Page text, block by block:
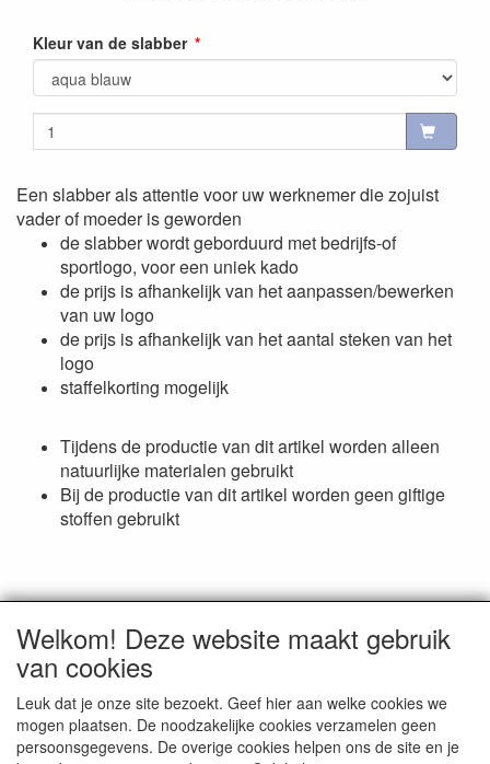
Kleur van de slabber
Een slabber als attentie voor uw werknemer die zojuist
vader of moeder is geworden
de slabber wordt geborduurd met bedrijfs-of
sportlogo, voor een uniek kado
de prijs is afhankelijk van het aanpassen/bewerken
van uw logo
de prijs is afhankelijk van het aantal steken van het
logo
staffelkorting mogelijk
Tijdens de productie van dit artikel worden alleen
natuurlijke materialen gebruikt
Bij de productie van dit artikel worden geen giftige
stoffen gebruikt
Reviews
Er zijn geen reviews beschikbaar in de huidige taal
Welkom! Deze website maakt gebruik
van cookies
Leuk dat je onze site bezoekt. Geef hier aan welke cookies we
mogen plaatsen. De noodzakelijke cookies verzamelen geen
persoonsgegevens. De overige cookies helpen ons de site en je